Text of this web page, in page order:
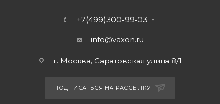
+7(499)300-99-03
info@vaxon.ru
г. Москва, Саратовская улица 8/1
ПОДПИСАТЬСЯ НА РАССЫЛКУ